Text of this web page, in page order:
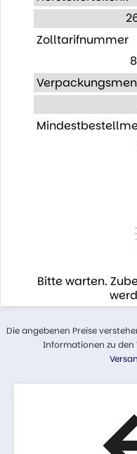
Zolltarifnummer
Bitte warten.
Die angebenen Preise
Informationen zu den